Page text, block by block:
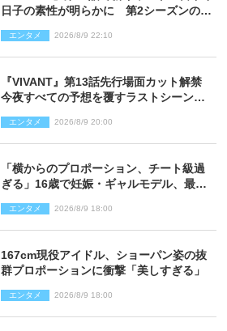
日子の素性が明らかに 第2シーズンのキ
エンタメ 2026/8/9 22:10
『VIVANT』第13話先行場面カット解禁
今夜すべての予想を覆すラストシーン
エンタメ 2026/8/9 20:00
「横からのプロポーション、チート級過
ぎる」16歳で妊娠・ギャルモデル、最新
エンタメ 2026/8/9 18:00
167cm現役アイドル、ショーパン姿の抜
群プロポーションに衝撃「美しすぎる」
エンタメ 2026/8/9 18:00